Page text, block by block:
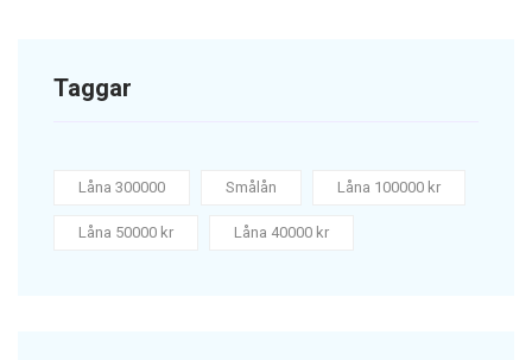
Taggar
Låna 300000 Smålån Låna 100000 kr
Låna 50000 kr Låna 40000 kr